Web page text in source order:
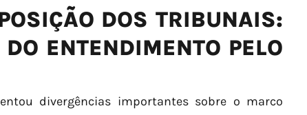
DOS TRIBUNAIS:
ENTENDIMENTO PELO
divergências importantes sobre o marco